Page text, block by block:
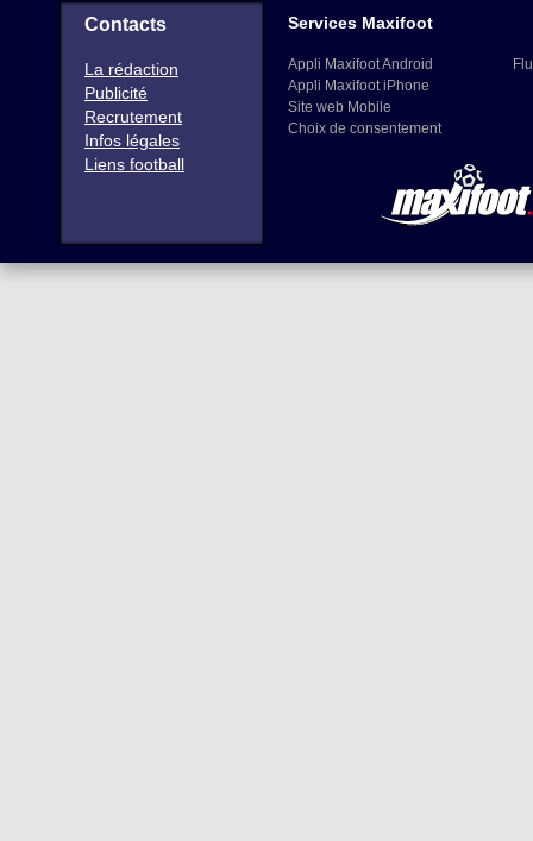
Contacts
La rédaction
Publicité
Recrutement
Infos légales
Liens football
Services Maxifoot
Appli Maxifoot Android
Appli Maxifoot iPhone
Site web Mobile
Choix de consentement